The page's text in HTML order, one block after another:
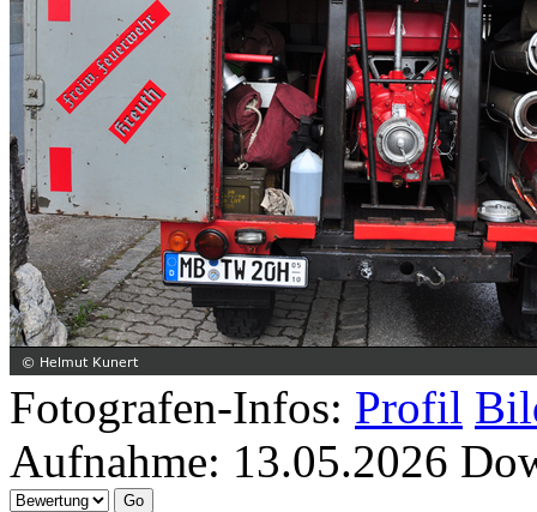
Fotografen-Infos: Profil
Aufnahme: 13.05.2026